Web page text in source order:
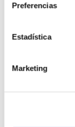
Preferencias
Estadística
Marketing
58.14€
54,91€